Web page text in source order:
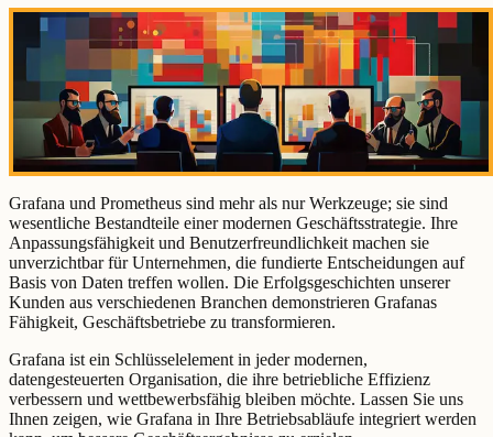
Grafana und Prometheus sind mehr als nur Werkzeuge; sie sind
wesentliche Bestandteile einer modernen Geschäftsstrategie. Ihre
Anpassungsfähigkeit und Benutzerfreundlichkeit machen sie
unverzichtbar für Unternehmen, die fundierte Entscheidungen auf
Basis von Daten treffen wollen. Die Erfolgsgeschichten unserer
Kunden aus verschiedenen Branchen demonstrieren Grafanas
Fähigkeit, Geschäftsbetriebe zu transformieren.
Grafana ist ein Schlüsselelement in jeder modernen,
datengesteuerten Organisation, die ihre betriebliche Effizienz
verbessern und wettbewerbsfähig bleiben möchte. Lassen Sie uns
Ihnen zeigen, wie Grafana in Ihre Betriebsabläufe integriert werden